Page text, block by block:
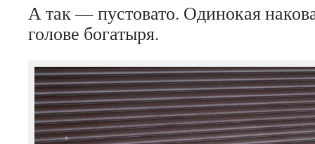
А так — пустовато. Одинокая
голове богатыря.